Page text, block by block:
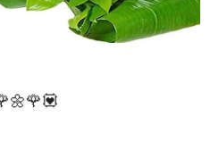
🌹💟